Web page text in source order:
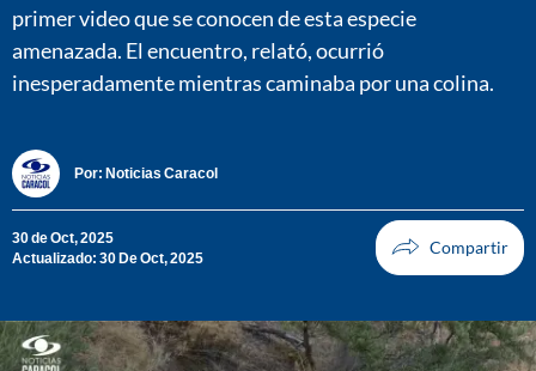
primer video que se conocen de esta especie
amenazada. El encuentro, relató, ocurrió
inesperadamente mientras caminaba por una colina.
Por: Noticias Caracol
30 de Oct, 2025
Actualizado: 30 De Oct, 2025